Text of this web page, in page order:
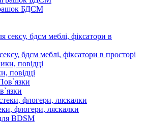
БДСМ
бдсм меблі, фіксатори в просторі
повідці
флогери, ляскалки